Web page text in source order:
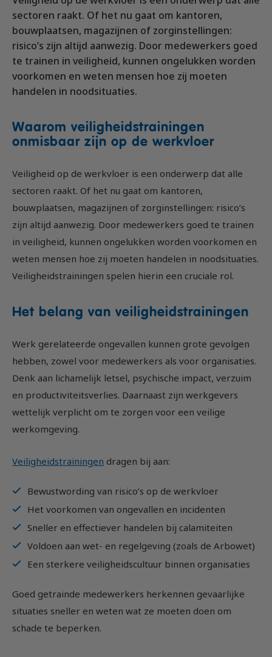
Vrachtauto met aanhanger CE
Rijbewijs D (Bus)
Bus met aanhanger rijbewijs (DE)
Lange Zware Voertuigen (LZV)
Trekker (T)
Training elektrische bestelbus
OGS+ Opleiding
Machinist autolaadkraan met hijsfunctie
Reachtruck
VCA
Veiligheidstrainingen op maat
Praktijkopleider
Praktijktrainer (PTN)
Taaltraining Engels
sectoren raakt. Of het nu gaat om kantoren,
bouwplaatsen, magazijnen of zorginstellingen:
risico’s zijn altijd aanwezig. Door medewerkers goed
te trainen in veiligheid, kunnen ongelukken worden
voorkomen en weten mensen hoe zij moeten
handelen in noodsituaties.
Waarom veiligheidstrainingen
onmisbaar zijn op de werkvloer
Veiligheid op de werkvloer is een onderwerp dat alle
sectoren raakt. Of het nu gaat om kantoren,
bouwplaatsen, magazijnen of zorginstellingen: risico’s
zijn altijd aanwezig. Door medewerkers goed te trainen
in veiligheid, kunnen ongelukken worden voorkomen en
weten mensen hoe zij moeten handelen in noodsituaties.
Veiligheidstrainingen spelen hierin een cruciale rol.
Het belang van veiligheidstrainingen
Werk gerelateerde ongevallen kunnen grote gevolgen
hebben, zowel voor medewerkers als voor organisaties.
Denk aan lichamelijk letsel, psychische impact, verzuim
en productiviteitsverlies. Daarnaast zijn werkgevers
wettelijk verplicht om te zorgen voor een veilige
werkomgeving.
Veiligheidstrainingen dragen bij aan:
Bewustwording van risico’s op de werkvloer
Het voorkomen van ongevallen en incidenten
Sneller en effectiever handelen bij calamiteiten
Voldoen aan wet- en regelgeving (zoals de Arbowet)
Een sterkere veiligheidscultuur binnen organisaties
Goed getrainde medewerkers herkennen gevaarlijke
situaties sneller en weten wat ze moeten doen om
schade te beperken.